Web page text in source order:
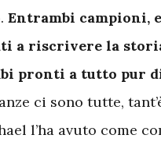
Entrambi campioni,
a riscrivere la
pronti a tutto pur
ci sono tutte,
l’ha avuto come